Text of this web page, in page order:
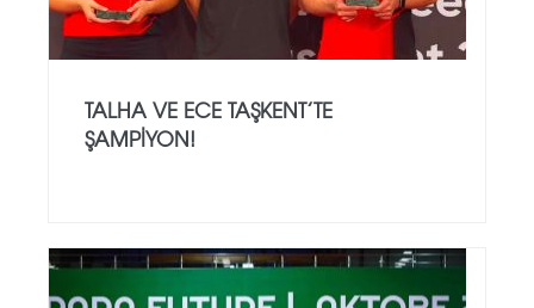
TALHA VE ECE TAŞKENT’TE
ŞAMPIYON!